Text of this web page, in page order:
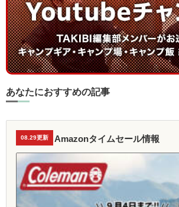
あなたにおすすめの記事
08.29更新 Amazonタイムセール情報